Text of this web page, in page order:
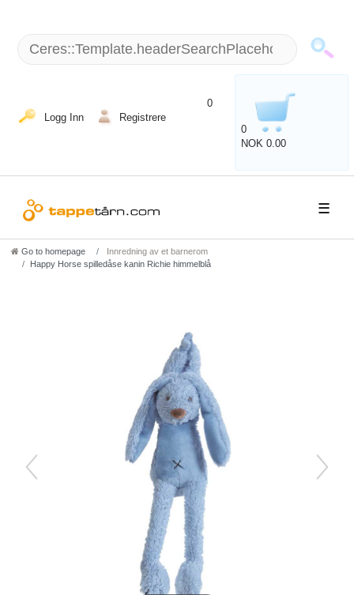
Logg Inn Registrere
0
0
NOK 0.00
☰
Go to homepage
Innredning av et barnerom
Happy Horse spilledåse kanin Richie himmelblå